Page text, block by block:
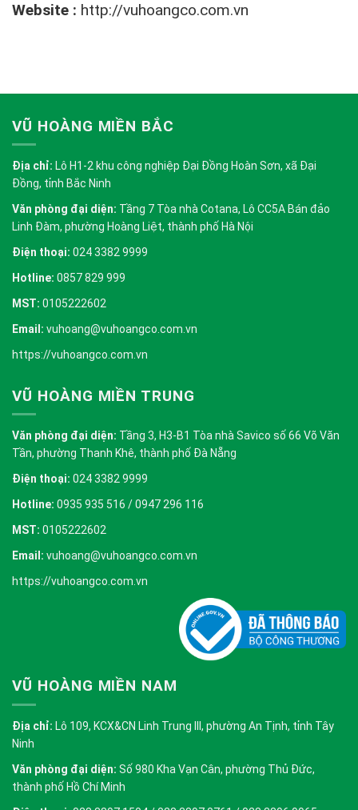
Website : http://vuhoangco.com.vn
VŨ HOÀNG MIỀN BẮC
Địa chỉ: Lô H1-2 khu công nghiệp Đại Đồng Hoàn Sơn, xã Đại
Đồng, tỉnh Bắc Ninh
Văn phòng đại diện: Tầng 7 Tòa nhà Cotana, Lô CC5A Bán đảo
Linh Đàm, phường Hoàng Liệt, thành phố Hà Nội
Điện thoại: 024 3382 9999
Hotline: 0857 829 999
MST: 0105222602
Email: vuhoang@vuhoangco.com.vn
https://vuhoangco.com.vn
VŨ HOÀNG MIỀN TRUNG
Văn phòng đại diện: Tầng 3, H3-B1 Tòa nhà Savico số 66 Võ Văn
Tần, phường Thanh Khê, thành phố Đà Nẵng
Điện thoại: 024 3382 9999
Hotline: 0935 935 516 / 0947 296 116
MST: 0105222602
Email: vuhoang@vuhoangco.com.vn
https://vuhoangco.com.vn
VŨ HOÀNG MIỀN NAM
Địa chỉ: Lô 109, KCX&CN Linh Trung III, phường An Tịnh, tỉnh Tây
Ninh
Văn phòng đại diện: Số 980 Kha Vạn Cân, phường Thủ Đức,
thành phố Hồ Chí Minh